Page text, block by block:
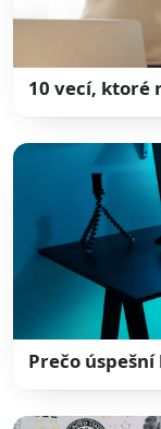
10 vecí, ktoré
Prečo